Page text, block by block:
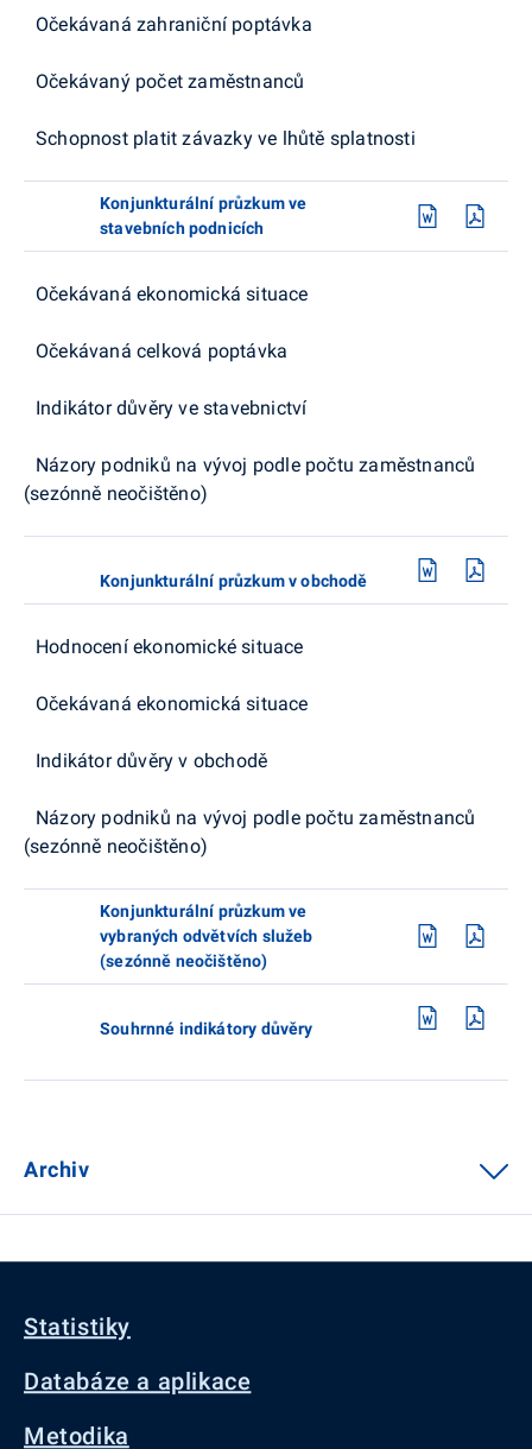
Očekávaná zahraniční poptávka
Očekávaný počet zaměstnanců
Schopnost platit závazky ve lhůtě splatnosti
Konjunkturální průzkum ve
stavebních podnicích
Očekávaná ekonomická situace
Očekávaná celková poptávka
Indikátor důvěry ve stavebnictví
Názory podniků na vývoj podle počtu zaměstnanců
(sezónně neočištěno)
Konjunkturální průzkum v obchodě
Hodnocení ekonomické situace
Očekávaná ekonomická situace
Indikátor důvěry v obchodě
Názory podniků na vývoj podle počtu zaměstnanců
(sezónně neočištěno)
Konjunkturální průzkum ve
vybraných odvětvích služeb
(sezónně neočištěno)
Souhrnné indikátory důvěry
Archiv
Statistiky
Databáze a aplikace
Metodika